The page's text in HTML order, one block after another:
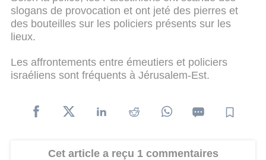
slogans de provocation et ont jeté des pierres et
des bouteilles sur les policiers présents sur les
lieux.
Les affrontements entre émeutiers et policiers
israéliens sont fréquents à Jérusalem-Est.
Cet article a reçu 1 commentaires